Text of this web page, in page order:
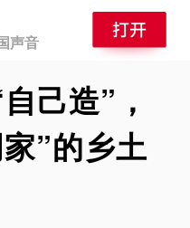
声音
己造”，
”的乡土